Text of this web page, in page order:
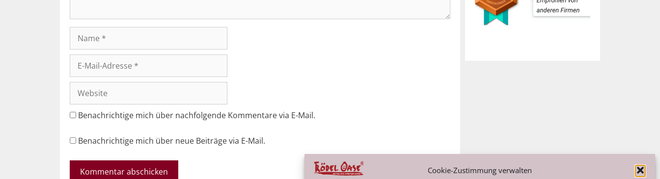
Cookie-Zustimmung verwalten
Mail-
Adresse
Website
Benachrichtige mich über nachfolgende Kommentare via E-Mail.
Benachrichtige mich über neue Beiträge via E-Mail.